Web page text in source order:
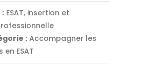
: ESAT, insertion et
: Accompagner les
ESAT